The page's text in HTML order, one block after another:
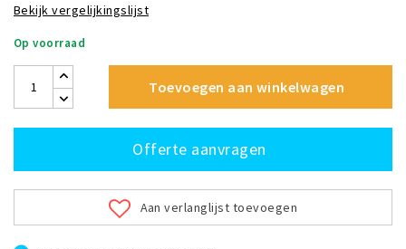
Bekijk vergelijkingslijst
Op voorraad
Toevoegen aan winkelwagen
Offerte aanvragen
Aan verlanglijst toevoegen